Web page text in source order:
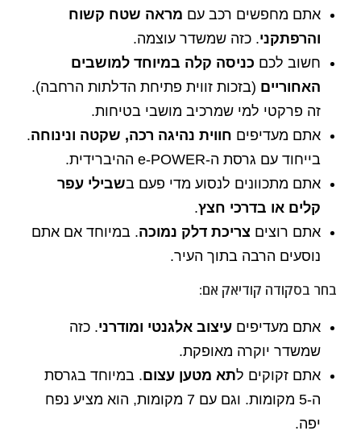
אתם מחפשים רכב עם מראה שטח קשוח
והרפתקני. כזה שמשדר עוצמה.
חשוב לכם כניסה קלה במיוחד למושבים
האחוריים (בזכות זווית פתיחת הדלתות הרחבה).
זה פרקטי למי שמרכיב מושבי בטיחות.
אתם מעדיפים חווית נהיגה רכה, שקטה ונינוחה.
בייחוד עם גרסת ה-e-POWER ההיברידית.
אתם מתכוונים לנסוע מדי פעם בשבילי עפר
קלים או בדרכי חצץ.
אתם רוצים צריכת דלק נמוכה. במיוחד אם אתם
נוסעים הרבה בתוך העיר.
בחר בסקודה קודיאק אם:
אתם מעדיפים עיצוב אלגנטי ומודרני. כזה
שמשדר יוקרה מאופקת.
אתם זקוקים לתא מטען עצום. במיוחד בגרסת
ה-5 מקומות. וגם עם 7 מקומות, הוא מציע נפח
יפה.